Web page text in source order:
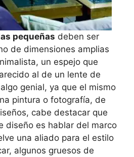
pequeñas deben ser
de dimensiones amplias
un espejo que
al de un lente de
genial, ya que el mismo
pintura o fotografía, de
cabe destacar que
diseño es hablar del marco
una aliado para el estilo
algunos gruesos de